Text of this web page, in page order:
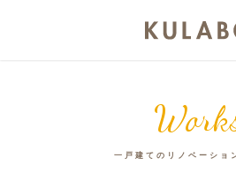
一戸建てのリノベーショ